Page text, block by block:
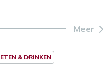
Meer
ETEN & DRINKEN